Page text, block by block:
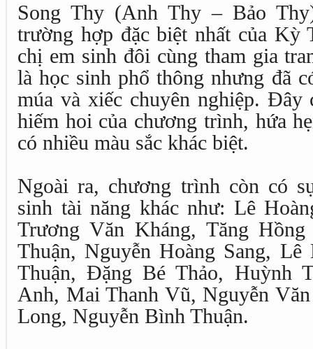
Song Thy (Anh Thy – Bảo
trường hợp đặc biệt nhất của
chị em sinh đôi cùng tham gia
là học sinh phổ thông nhưng đã
múa và xiếc chuyên nghiệp.
hiếm hoi của chương trình, hứa
có nhiều màu sắc khác biệt.
Ngoài ra, chương trình còn có
sinh tài năng khác như: Lê
Trương Văn Kháng, Tăng
Thuận, Nguyễn Hoàng Sang,
Thuận, Đặng Bé Thảo, Huỳnh
Anh, Mai Thanh Vũ, Nguyễn
Long, Nguyễn Bình Thuận.